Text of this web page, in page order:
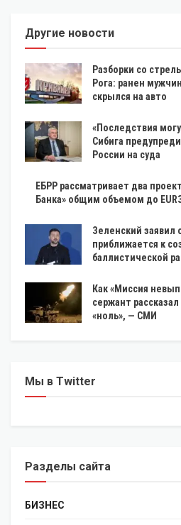
Другие новости
Разборки со
Рога: ранен
скрылся на авто
«Последствия
Сибига
России на суда
ЕБРР рассматривает два
Банка» общим объемом до
Зеленский заявил
приближается к
баллистической
Как «Миссия
сержант
«ноль», — СМИ
Мы в Twitter
Разделы сайта
БИЗНЕС